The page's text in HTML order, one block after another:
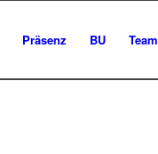
Präsenz BU Team